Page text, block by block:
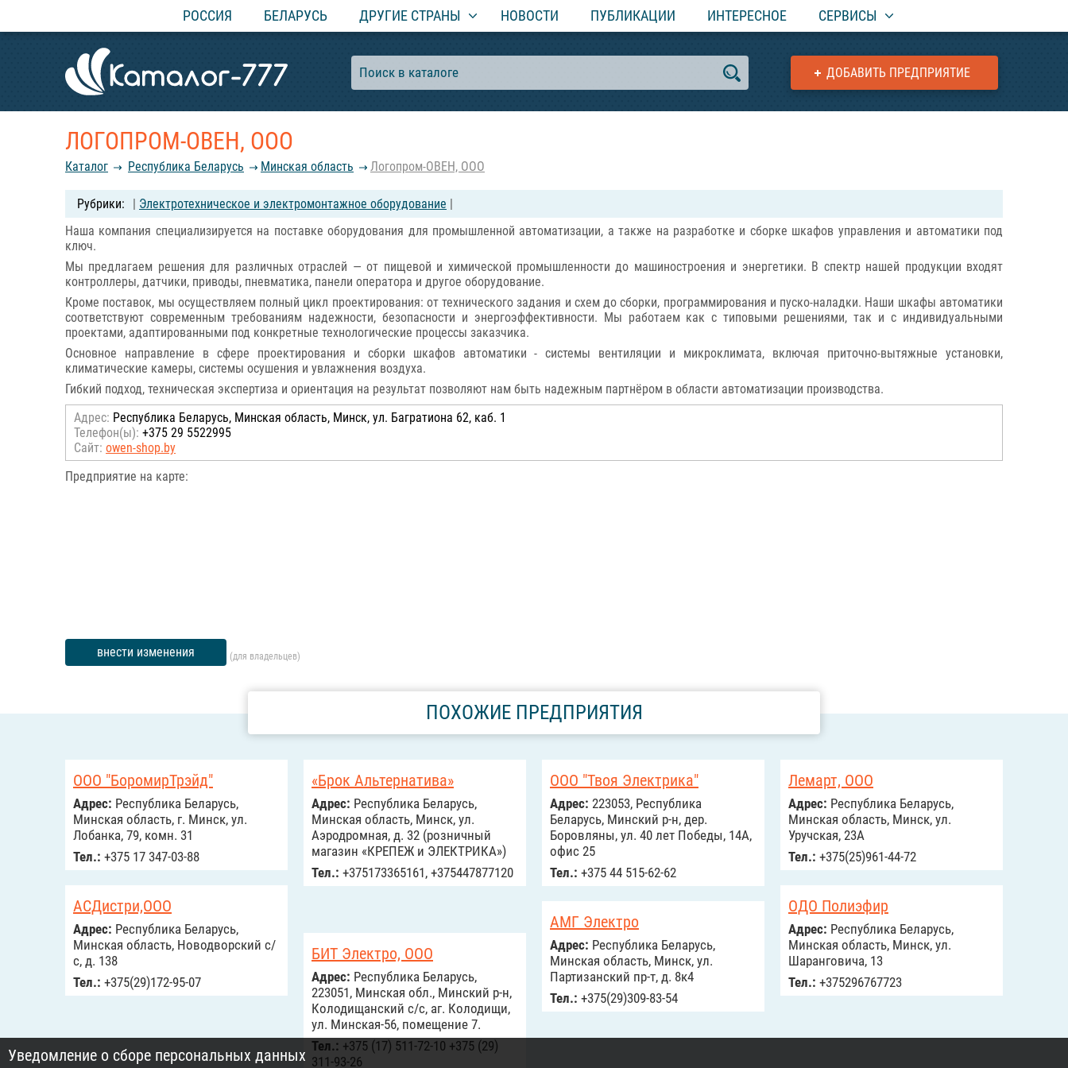
РОССИЯ БЕЛАРУСЬ ДРУГИЕ СТРАНЫ НОВОСТИ ПУБЛИКАЦИИ ИНТЕРЕСНОЕ СЕРВИСЫ
ДОБАВИТЬ ПРЕДПРИЯТИЕ
ЛОГОПРОМ-ОВЕН, ООО
Каталог Республика Беларусь Минская область Логопром-ОВЕН, ООО
| Электротехническое и электромонтажное оборудование |
Наша компания специализируется на поставке оборудования для промышленной автоматизации, а также на разработке и сборке шкафов управления и автоматики под
ключ.
Мы предлагаем решения для различных отраслей — от пищевой и химической промышленности до машиностроения и энергетики. В спектр нашей продукции входят
контроллеры, датчики, приводы, пневматика, панели оператора и другое оборудование.
Кроме поставок, мы осуществляем полный цикл проектирования: от технического задания и схем до сборки, программирования и пуско-наладки. Наши шкафы автоматики
соответствуют современным требованиям надежности, безопасности и энергоэффективности. Мы работаем как с типовыми решениями, так и с индивидуальными
проектами, адаптированными под конкретные технологические процессы заказчика.
Основное направление в сфере проектирования и сборки шкафов автоматики - системы вентиляции и микроклимата, включая приточно-вытяжные установки,
климатические камеры, системы осушения и увлажнения воздуха.
Гибкий подход, техническая экспертиза и ориентация на результат позволяют нам быть надежным партнёром в области автоматизации производства.
Адрес: Республика Беларусь, Минская область, Минск, ул. Багратиона 62, каб. 1
Телефон(ы): +375 29 5522995
Сайт: owen-shop.by
Предприятие на карте:
внести изменения (для владельцев)
ПОХОЖИЕ ПРЕДПРИЯТИЯ
ООО "БоромирТрэйд"
Адрес: Республика Беларусь,
Минская область, г. Минск, ул.
Лобанка, 79, комн. 31
Тел.: +375 17 347-03-88
«Брок Альтернатива»
Адрес: Республика Беларусь,
Минская область, Минск, ул.
Аэродромная, д. 32 (розничный
магазин «КРЕПЕЖ и ЭЛЕКТРИКА»)
Тел.: +375173365161, +375447877120
ООО "Твоя Электрика"
Адрес: 223053, Республика
Беларусь, Минский р-н, дер.
Боровляны, ул. 40 лет Победы, 14А,
офис 25
Тел.: +375 44 515-62-62
Лемарт, ООО
Адрес: Республика Беларусь,
Минская область, Минск, ул.
Уручская, 23А
Тел.: +375(25)961-44-72
АСДистри,ООО
Адрес: Республика Беларусь,
Минская область, Новодворский с/
с, д. 138
Тел.: +375(29)172-95-07
ОДО Полиэфир
Адрес: Республика Беларусь,
Минская область, Минск, ул.
Шаранговича, 13
Тел.: +375296767723
АМГ Электро
Адрес: Республика Беларусь,
Минская область, Минск, ул.
Партизанский пр-т, д. 8к4
Тел.: +375(29)309-83-54
БИТ Электро, ООО
Адрес: Республика Беларусь,
223051, Минская обл., Минский р-н,
Колодищанский с/с, аг. Колодищи,
ул. Минская-56, помещение 7.
Тел.: +375 (17) 511-72-10 +375 (29)
311-93-26
Уведомление о сборе персональных данных